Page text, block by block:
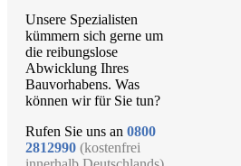
Unsere Spezialisten
kümmern sich gerne um
die reibungslose
Abwicklung Ihres
Bauvorhabens. Was
können wir für Sie tun?
Rufen Sie uns an 0800
2812990 (kostenfrei